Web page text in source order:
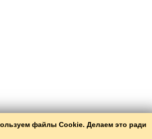
файлы Cookie. Делаем это ради